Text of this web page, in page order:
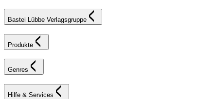
Bastei Lübbe Verlagsgruppe
Produkte
Genres
Hilfe & Services